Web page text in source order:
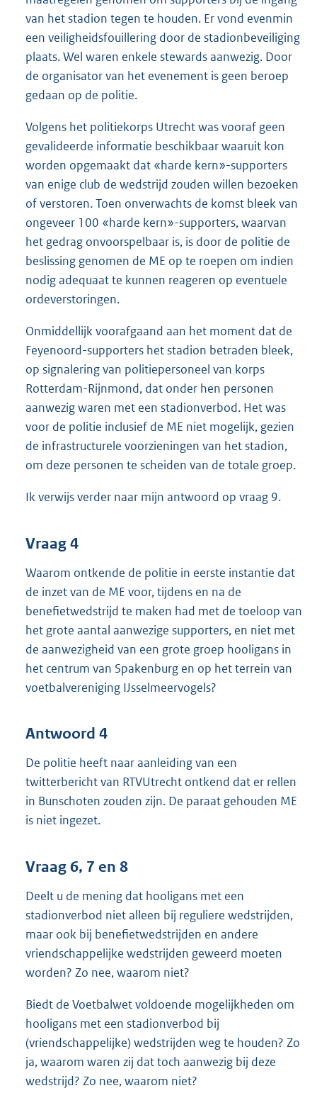
van het stadion tegen te houden. Er vond evenmin
een veiligheidsfouillering door de stadionbeveiliging
plaats. Wel waren enkele stewards aanwezig. Door
de organisator van het evenement is geen beroep
gedaan op de politie.
Volgens het politiekorps Utrecht was vooraf geen
gevalideerde informatie beschikbaar waaruit kon
worden opgemaakt dat «harde kern»-supporters
van enige club de wedstrijd zouden willen bezoeken
of verstoren. Toen onverwachts de komst bleek van
ongeveer 100 «harde kern»-supporters, waarvan
het gedrag onvoorspelbaar is, is door de politie de
beslissing genomen de ME op te roepen om indien
nodig adequaat te kunnen reageren op eventuele
ordeverstoringen.
Onmiddellijk voorafgaand aan het moment dat de
Feyenoord-supporters het stadion betraden bleek,
op signalering van politiepersoneel van korps
Rotterdam-Rijnmond, dat onder hen personen
aanwezig waren met een stadionverbod. Het was
voor de politie inclusief de ME niet mogelijk, gezien
de infrastructurele voorzieningen van het stadion,
om deze personen te scheiden van de totale groep.
Ik verwijs verder naar mijn antwoord op vraag 9.
Vraag 4
Waarom ontkende de politie in eerste instantie dat
de inzet van de ME voor, tijdens en na de
benefietwedstrijd te maken had met de toeloop van
het grote aantal aanwezige supporters, en niet met
de aanwezigheid van een grote groep hooligans in
het centrum van Spakenburg en op het terrein van
voetbalvereniging IJsselmeervogels?
Antwoord 4
De politie heeft naar aanleiding van een
twitterbericht van RTVUtrecht ontkend dat er rellen
in Bunschoten zouden zijn. De paraat gehouden ME
is niet ingezet.
Vraag 6, 7 en 8
Deelt u de mening dat hooligans met een
stadionverbod niet alleen bij reguliere wedstrijden,
maar ook bij benefietwedstrijden en andere
vriendschappelijke wedstrijden geweerd moeten
worden? Zo nee, waarom niet?
Biedt de Voetbalwet voldoende mogelijkheden om
hooligans met een stadionverbod bij
(vriendschappelijke) wedstrijden weg te houden? Zo
ja, waarom waren zij dat toch aanwezig bij deze
wedstrijd? Zo nee, waarom niet?